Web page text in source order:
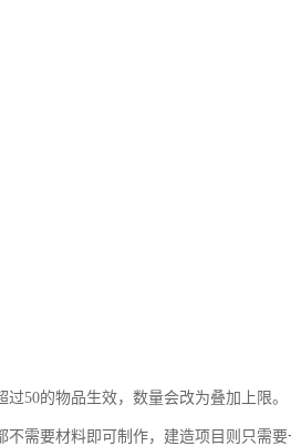
50的物品生效，数量会改为叠加上限。
不需要材料即可制作，建造项目则只需